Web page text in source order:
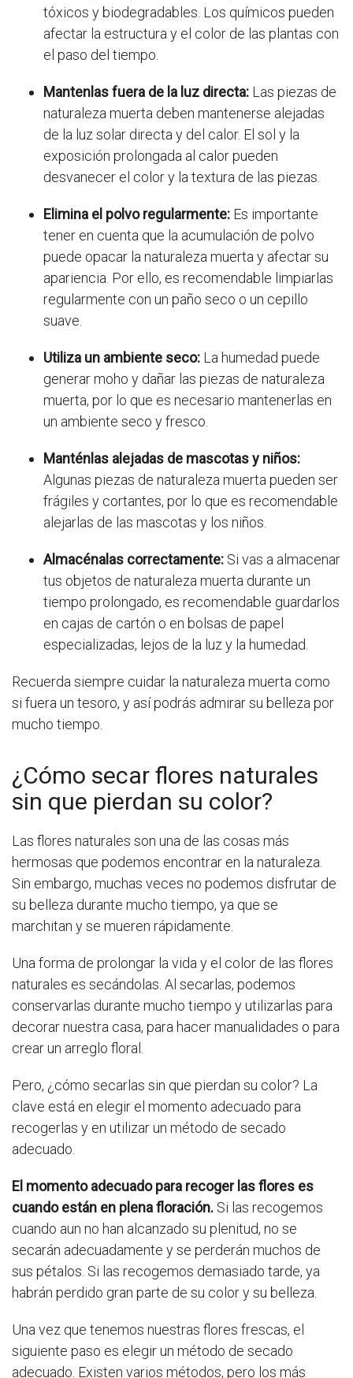
tóxicos y biodegradables. Los químicos pueden
afectar la estructura y el color de las plantas con
el paso del tiempo.
Mantenlas fuera de la luz directa: Las piezas de
naturaleza muerta deben mantenerse alejadas
de la luz solar directa y del calor. El sol y la
exposición prolongada al calor pueden
desvanecer el color y la textura de las piezas.
Elimina el polvo regularmente: Es importante
tener en cuenta que la acumulación de polvo
puede opacar la naturaleza muerta y afectar su
apariencia. Por ello, es recomendable limpiarlas
regularmente con un paño seco o un cepillo
suave.
Utiliza un ambiente seco: La humedad puede
generar moho y dañar las piezas de naturaleza
muerta, por lo que es necesario mantenerlas en
un ambiente seco y fresco.
Manténlas alejadas de mascotas y niños:
Algunas piezas de naturaleza muerta pueden ser
frágiles y cortantes, por lo que es recomendable
alejarlas de las mascotas y los niños.
Almacénalas correctamente: Si vas a almacenar
tus objetos de naturaleza muerta durante un
tiempo prolongado, es recomendable guardarlos
en cajas de cartón o en bolsas de papel
especializadas, lejos de la luz y la humedad.
Recuerda siempre cuidar la naturaleza muerta como
si fuera un tesoro, y así podrás admirar su belleza por
mucho tiempo.
¿Cómo secar flores naturales
sin que pierdan su color?
Las flores naturales son una de las cosas más
hermosas que podemos encontrar en la naturaleza.
Sin embargo, muchas veces no podemos disfrutar de
su belleza durante mucho tiempo, ya que se
marchitan y se mueren rápidamente.
Una forma de prolongar la vida y el color de las flores
naturales es secándolas. Al secarlas, podemos
conservarlas durante mucho tiempo y utilizarlas para
decorar nuestra casa, para hacer manualidades o para
crear un arreglo floral.
Pero, ¿cómo secarlas sin que pierdan su color? La
clave está en elegir el momento adecuado para
recogerlas y en utilizar un método de secado
adecuado.
El momento adecuado para recoger las flores es
cuando están en plena floración. Si las recogemos
cuando aun no han alcanzado su plenitud, no se
secarán adecuadamente y se perderán muchos de
sus pétalos. Si las recogemos demasiado tarde, ya
habrán perdido gran parte de su color y su belleza.
Una vez que tenemos nuestras flores frescas, el
siguiente paso es elegir un método de secado
adecuado. Existen varios métodos, pero los más